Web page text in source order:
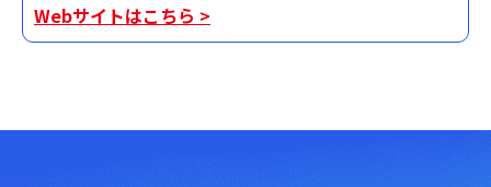
Webサイトはこちら >